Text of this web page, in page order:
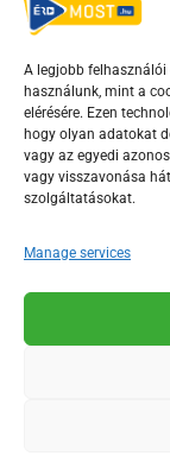
A legjobb
használunk, mint a
elérésére. Ezen
hogy olyan adatokat
vagy az egyedi
vagy visszavonása
szolgáltatásokat.
Manage services
F
a
c
e
o
o
-
Y
o
u
t
b
e
s
Az Érd Média
Médiatanács a
2018-2026. ©